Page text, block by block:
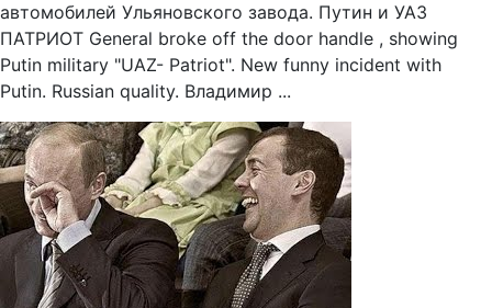
автомобилей Ульяновского завода. Путин и УАЗ
ПАТРИОТ General broke off the door handle , showing
Putin military "UAZ- Patriot". New funny incident with
Putin. Russian quality. Владимир ...